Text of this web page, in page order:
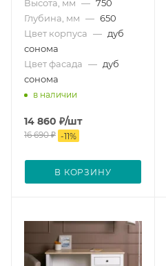
Высота, мм — 750
Глубина, мм — 650
Цвет корпуса — дуб
сонома
Цвет фасада — дуб
сонома
в наличии
14 860 ₽/шт
16 690₽ -11%
В КОРЗИНУ